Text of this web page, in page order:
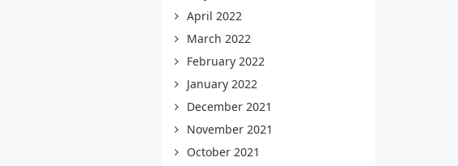
April 2022
March 2022
February 2022
January 2022
December 2021
November 2021
October 2021